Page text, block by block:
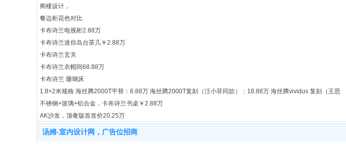
阁楼设计，
餐边柜花色对比
卡布诗兰电视柜2.88万
卡布诗兰迷你岛台茶几￥2.88万
卡布诗兰玄关
卡布诗兰衣帽间68.88万
卡布诗兰 珊瑚床
1.8×2米规格 海丝腾2000T平替：6.88万 海丝腾2000T复刻（汪小菲同款）：18.88万 海丝腾vividus 复刻（王思
不锈钢+玻璃+铝合金，卡布诗兰书桌￥2.88万
AK沙发，顶奢版首发价20.25万
主卧+起居室+衣帽间+茶室
汤姆-室内设计网，广告位招商